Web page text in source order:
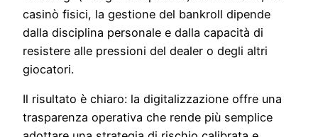
casinò fisici, la gestione del bankroll dipende
dalla disciplina personale e dalla capacità di
resistere alle pressioni del dealer o degli altri
giocatori.
Il risultato è chiaro: la digitalizzazione offre una
trasparenza operativa che rende più semplice